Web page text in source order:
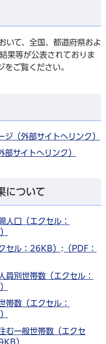
いて、全国、都道府県およ
果等が公表されておりま
をご覧ください。
（外部サイトへリンク）
部サイトへリンク）
について
人口（エクセル：
セル：26KB） : （PDF：
員別世帯数（エクセル：
帯数（エクセル：
む一般世帯数（エクセ
）